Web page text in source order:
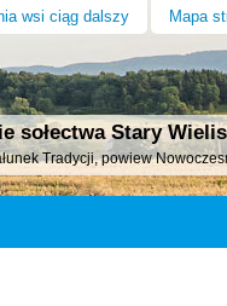
wsi ciąg dalszy Mapa
sołectwa Stary
Tradycji, powiew